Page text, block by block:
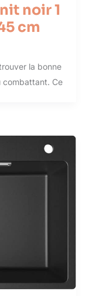
noir 1
cm
la bonne
combattant. Ce